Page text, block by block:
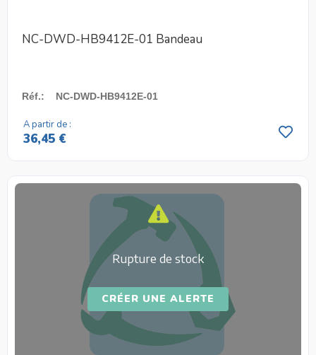
NC-DWD-HB9412E-01 Bandeau
Réf.: NC-DWD-HB9412E-01
A partir de :
36,45 €
Rupture de stock
CRÉER UNE ALERTE